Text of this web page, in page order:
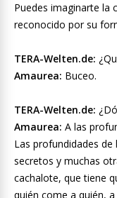
Puedes imaginarte la
reconocido por su
TERA-Welten.de:
Amaurea: Buceo.
TERA-Welten.de:
Amaurea: A las
Las profundidades
secretos y muchas
cachalote, que tiene
quién come a quién,